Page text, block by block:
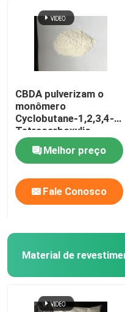
CBDA pulverizam o
monômero
Cyclobutane-1,2,3,4-
Tetracarboxylic
Dianhydride do
Polyimide de CAS
4415-87-6
Melhor preço
Fale Conosco
Material de